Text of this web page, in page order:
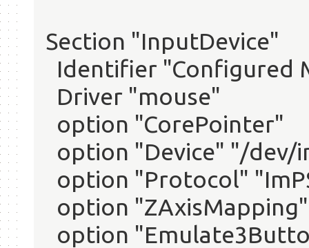
Section "InputDevice"
Identifier "Configured
Driver "mouse"
option "CorePointer"
option "Device" "/dev/
option "Protocol"
option
option